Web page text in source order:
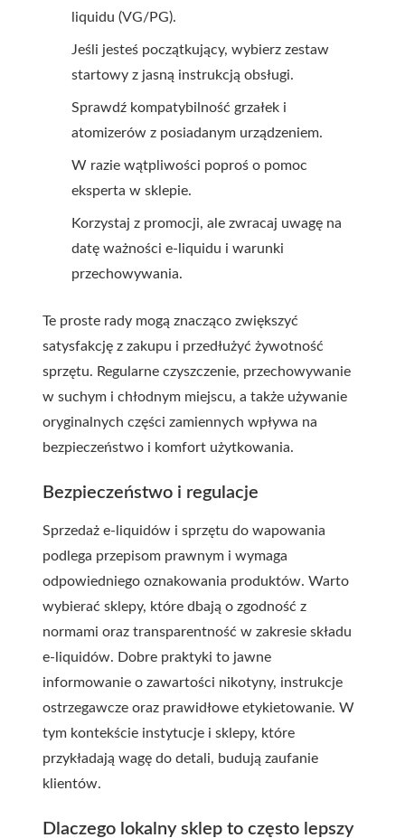
liquidu (VG/PG).
Jeśli jesteś początkujący, wybierz zestaw
startowy z jasną instrukcją obsługi.
Sprawdź kompatybilność grzałek i
atomizerów z posiadanym urządzeniem.
W razie wątpliwości poproś o pomoc
eksperta w sklepie.
Korzystaj z promocji, ale zwracaj uwagę na
datę ważności e-liquidu i warunki
przechowywania.
Te proste rady mogą znacząco zwiększyć
satysfakcję z zakupu i przedłużyć żywotność
sprzętu. Regularne czyszczenie, przechowywanie
w suchym i chłodnym miejscu, a także używanie
oryginalnych części zamiennych wpływa na
bezpieczeństwo i komfort użytkowania.
Bezpieczeństwo i regulacje
Sprzedaż e-liquidów i sprzętu do wapowania
podlega przepisom prawnym i wymaga
odpowiedniego oznakowania produktów. Warto
wybierać sklepy, które dbają o zgodność z
normami oraz transparentność w zakresie składu
e-liquidów. Dobre praktyki to jawne
informowanie o zawartości nikotyny, instrukcje
ostrzegawcze oraz prawidłowe etykietowanie. W
tym kontekście instytucje i sklepy, które
przykładają wagę do detali, budują zaufanie
klientów.
Dlaczego lokalny sklep to często lepszy